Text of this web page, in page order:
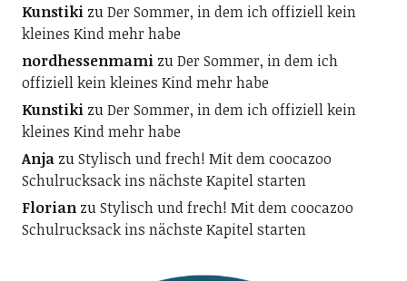
KunstikizuDer Sommer, in dem ich offiziell kein
kleines Kind mehr habe
nordhessenmamizuDer Sommer, in dem ich
offiziell kein kleines Kind mehr habe
KunstikizuDer Sommer, in dem ich offiziell kein
kleines Kind mehr habe
AnjazuStylisch und frech! Mit dem coocazoo
Schulrucksack ins nächste Kapitel starten
FlorianzuStylisch und frech! Mit dem coocazoo
Schulrucksack ins nächste Kapitel starten